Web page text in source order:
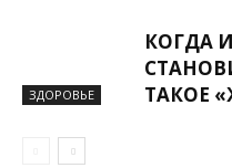
ЗДОРОВЬЕ
КОГДА
ТАКОЕ